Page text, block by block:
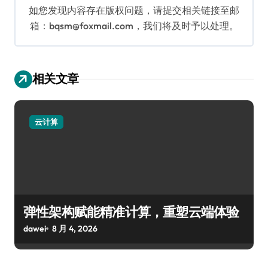
如您发现内容存在版权问题，请提交相关链接至邮
箱：bqsm@foxmail.com，我们将及时予以处理。
相关文章
云计算
弹性架构赋能精准计算，重塑云端体验
dawei 8 月 4, 2026